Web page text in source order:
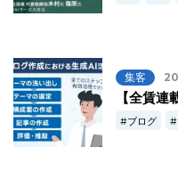
集客
【全賃
ブログ